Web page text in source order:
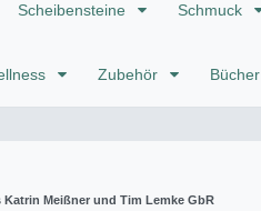
Scheibensteine Schmuck
Zubehör Bücher
Katrin Meißner und Tim Lemke GbR